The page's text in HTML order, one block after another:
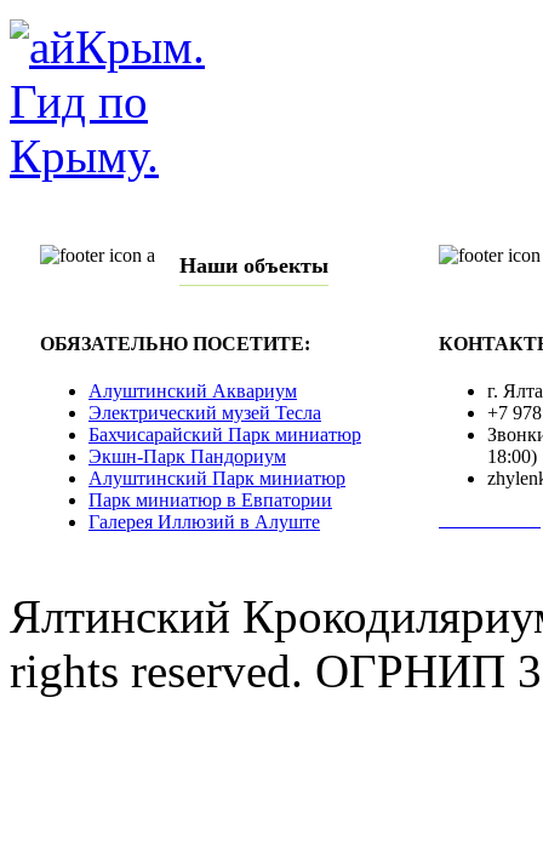
Наши объекты
ОБЯЗАТЕЛЬНО ПОСЕТИТЕ:
Алуштинский Аквариум
Электрический музей Тесла
Бахчисарайский Парк миниатюр
Экшн-Парк Пандориум
Алуштинский Парк миниатюр
Парк миниатюр в Евпатории
Галерея Иллюзий в Алуште
г.
+7
18:00)
Ялтинский
rights reserved. ОГРНИП